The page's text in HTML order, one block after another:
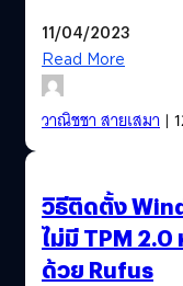
11/04/2023
Read More
วาณิชชา สายเสมา|
วิธีติดตั้ง
ไม่มี TPM
ด้วย Rufus